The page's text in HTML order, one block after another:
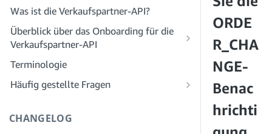
Was ist die Verkaufspartner-API?
Überblick über das Onboarding für die
Verkaufspartner-API
Onboarding als Entwickler
Registrierung vor
Solution Provider Portal
Onboarding als Dienstleister
von Dienstanbietern kennen
Terminologie
Häufig gestellte Fragen
Allgemeines
CHANGELOG
ORDE
R_CHA
NGE-
Benac
hrichti